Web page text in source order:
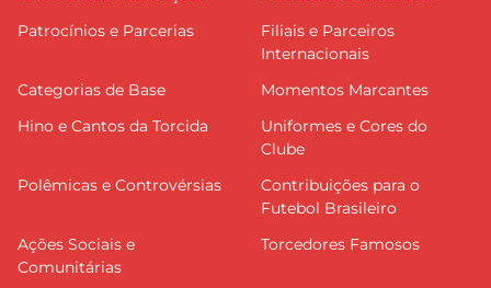
Patrocínios e Parcerias
Filiais e Parceiros
Internacionais
Categorias de Base
Momentos Marcantes
Hino e Cantos da Torcida
Uniformes e Cores do
Clube
Polêmicas e Controvérsias
Contribuições para o
Futebol Brasileiro
Ações Sociais e
Comunitárias
Torcedores Famosos